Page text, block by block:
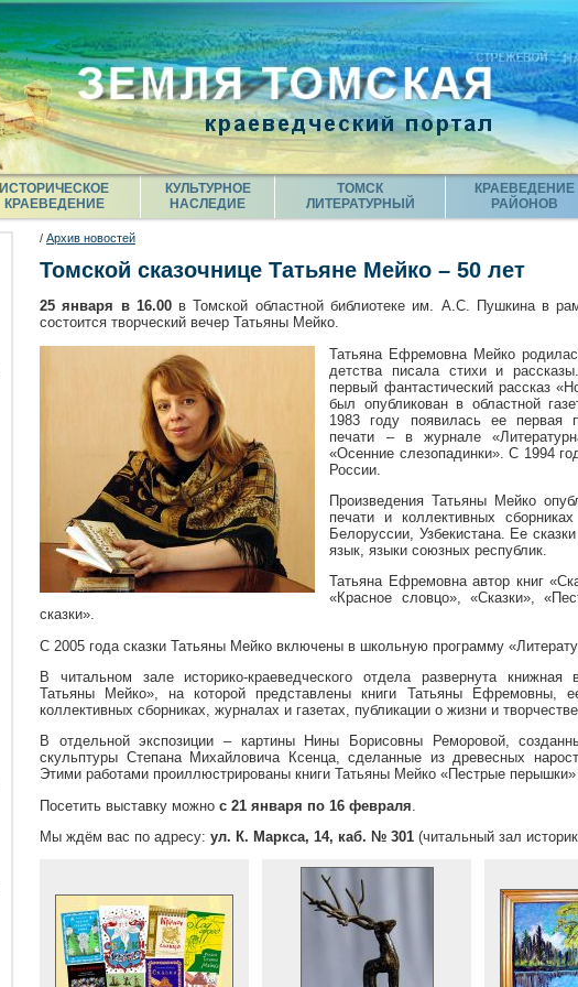
ИСТОРИЧЕСКОЕ
КРАЕВЕДЕНИЕ
КУЛЬТУРНОЕ
НАСЛЕДИЕ
ТОМСК
ЛИТЕРАТУРНЫЙ
КРАЕВЕДЕНИЕ
РАЙОНОВ
/ Архив новостей
Томской сказочнице Татьяне Мейко – 50 лет
25 января в 16.00в Томской областной библиотеке им. А.С. Пушкина в
состоится творческий вечер Татьяны Мейко.
Татьяна Ефремовна Мейко
детства писала стихи и
первый фантастический рассказ
был опубликован в областной
1983 году появилась ее первая
печати – в журнале
«Осенние слезопадинки». С 1994
России.
Произведения Татьяны Мейко
печати и коллективных
Белоруссии, Узбекистана. Ее
язык, языки союзных республик.
Татьяна Ефремовна автор книг
«Красное словцо», «Сказки»,
сказки».
С 2005 года сказки Татьяны Мейко включены в школьную программу
В читальном зале историко-краеведческого отдела развернута книжная
Татьяны Мейко», на которой представлены книги Татьяны Ефремовны,
коллективных сборниках, журналах и газетах, публикации о жизни и
В отдельной экспозиции – картины Нины Борисовны Реморовой,
скульптуры Степана Михайловича Ксенца, сделанные из древесных
Этими работами проиллюстрированы книги Татьяны Мейко «Пестрые перышки»
Посетить выставку можно с 21 января по 16 февраля
Мы ждём вас по адресу: ул. К. Маркса, 14, каб. № 301 (читальный зал